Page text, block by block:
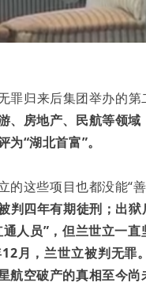
罪归来后集团举办的第
、房地产、民航等领
为“湖北首富”。
的这些项目也都没能“
判四年有期徒刑；出
通人员”，但兰世立一
月，兰世立被判无罪
航空破产的真相至今尚